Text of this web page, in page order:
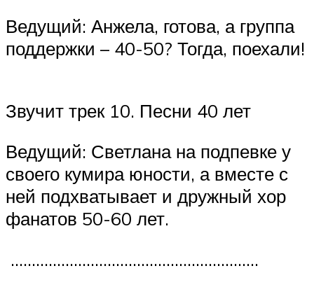
Ведущий: Анжела, готова, а группа
поддержки – 40-50? Тогда, поехали!
Звучит трек 10. Песни 40 лет
Ведущий: Светлана на подпевке у
своего кумира юности, а вместе с
ней подхватывает и дружный хор
фанатов 50-60 лет.
…………………………………………………..